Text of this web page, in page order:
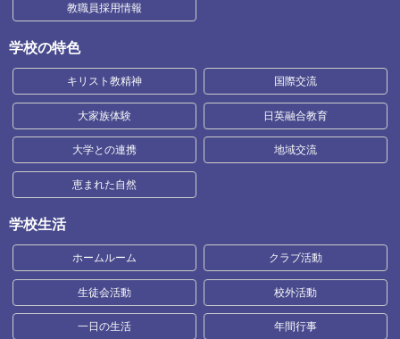
教職員採用情報
学校の特色
キリスト教精神 国際交流
大家族体験 日英融合教育
大学との連携 地域交流
恵まれた自然
学校生活
ホームルーム クラブ活動
生徒会活動 校外活動
一日の生活 年間行事